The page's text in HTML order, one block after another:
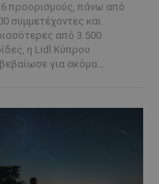
προορισμούς, πάνω από
συμμετέχοντες και
από 3.500
η Lidl Κύπρου
για ακόμα...